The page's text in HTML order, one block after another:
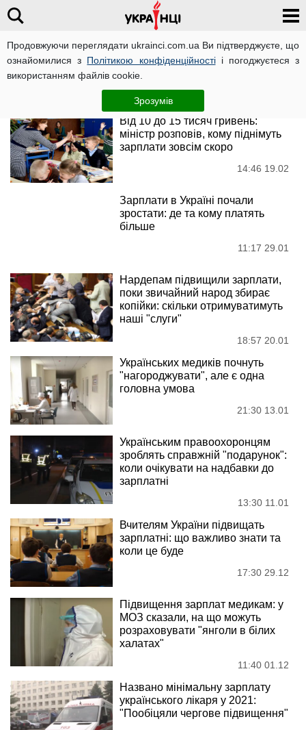
Продовжуючи переглядати ukrainci.com.ua Ви підтверджуєте, що
ознайомилися з Політикою конфіденційностіі погоджуєтеся з
використанням файлів cookie.
Зрозумів
Зарплата
Від 10 до 15 тисяч гривень:
міністр розповів, кому піднімуть
зарплати зовсім скоро
14:46 19.02
Зарплати в Україні почали
зростати: де та кому платять
більше
11:17 29.01
Нардепам підвищили зарплати,
поки звичайний народ збирає
копійки: скільки отримуватимуть
наші "слуги"
18:57 20.01
Українських медиків почнуть
"нагороджувати", але є одна
головна умова
21:30 13.01
Українським правоохоронцям
зроблять справжній "подарунок":
коли очікувати на надбавки до
зарплатні
13:30 11.01
Вчителям України підвищать
зарплатні: що важливо знати та
коли це буде
17:30 29.12
Підвищення зарплат медикам: у
МОЗ сказали, на що можуть
розраховувати "янголи в білих
халатах"
11:40 01.12
Названо мінімальну зарплату
українського лікаря у 2021:
"Пообіцяли чергове підвищення"